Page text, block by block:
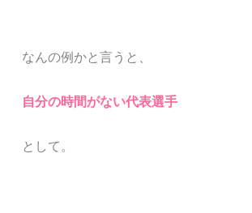
なんの例かと言うと、
自分の時間がない代表選手
として 。